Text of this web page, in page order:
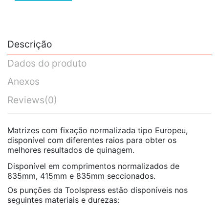
Descrição
Dados do produto
Anexos
Reviews(0)
Matrizes com fixação normalizada tipo Europeu,
disponível com diferentes raios para obter os
melhores resultados de quinagem.
Disponível em comprimentos normalizados de
835mm, 415mm e 835mm seccionados.
Os punções da Toolspress estão disponíveis nos
seguintes materiais e durezas: